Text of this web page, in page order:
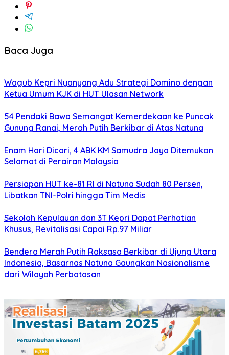
Baca Juga
Wagub Kepri Nyanyang Adu Strategi Domino dengan
Ketua Umum KJK di HUT Ulasan Network
54 Pendaki Bawa Semangat Kemerdekaan ke Puncak
Gunung Ranai, Merah Putih Berkibar di Atas Natuna
Enam Hari Dicari, 4 ABK KM Samudra Jaya Ditemukan
Selamat di Perairan Malaysia
Persiapan HUT ke-81 RI di Natuna Sudah 80 Persen,
Libatkan TNI-Polri hingga Tim Medis
Sekolah Kepulauan dan 3T Kepri Dapat Perhatian
Khusus, Revitalisasi Capai Rp.97 Miliar
Bendera Merah Putih Raksasa Berkibar di Ujung Utara
Indonesia, Basarnas Natuna Gaungkan Nasionalisme
dari Wilayah Perbatasan